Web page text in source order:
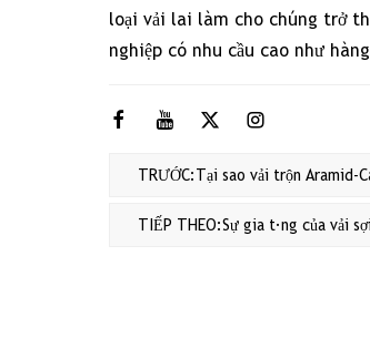
5
thế
các
loại
loại vải lai làm cho chúng trở
nghiệp có nhu cầu cao như
TRƯỚC:Tại sao vải trộn Aramid-
TIẾP THEO:Sự gia tăng của vải